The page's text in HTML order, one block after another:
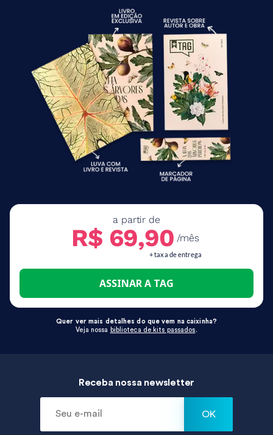
a partir de
R$ 69,90 /mês
+ taxa de entrega
ASSINAR A TAG
Quer ver mais detalhes do que vem na caixinha?
Veja nossa
biblioteca de kits passados.
Receba nossa newsletter
OK